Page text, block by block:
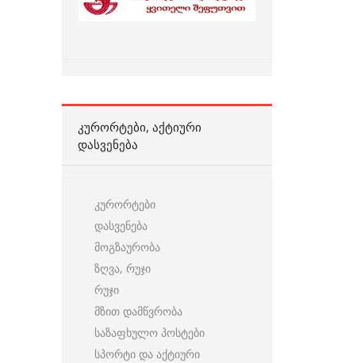
ᲙᲣᲠᲝᲠᲢᲔᲑᲘ, ᲐᲥᲢᲘᲣᲠᲘ
ᲓᲐᲡᲕᲔᲜᲔᲑᲐ
კურორტები
დასვენება
მოგზაურობა
ზღვა, რუჯი
რუჯი
მზით დამწვრობა
საზაფხულო პოსტები
სპორტი და აქტიური